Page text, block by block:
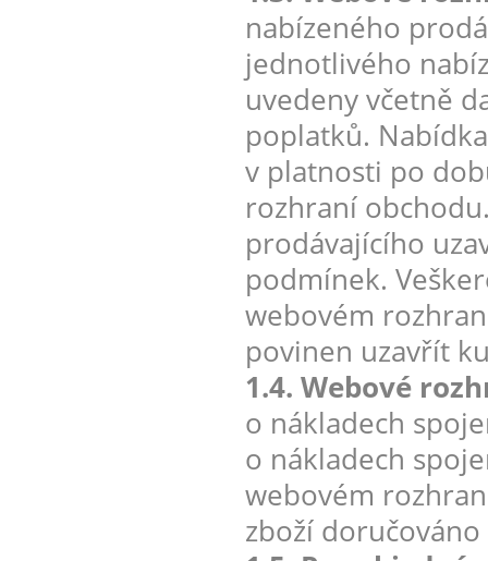
nabízeného
jednotlivého
uvedeny včetně
poplatků.
v platnosti po
rozhraní
prodávajícího
podmínek.
webovém
povinen uzavřít
1.4. Webové
o nákladech
o nákladech
webovém
zboží